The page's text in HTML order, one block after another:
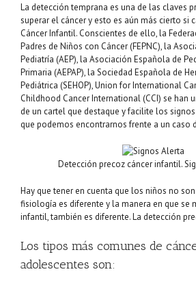
La detección temprana es una de las claves
superar el cáncer y esto es aún más cierto si
Cáncer Infantil. Conscientes de ello, la
Padres de Niños con Cáncer (FEPNC), la
Pediatría (AEP), la Asociación Española de
Primaria (AEPAP), la Sociedad Española de
Pediátrica (SEHOP), Union for International
Childhood Cancer International (CCI) se han
de un cartel que destaque y facilite los
que podemos encontrarnos frente a un caso
Detección precoz cáncer infantil.
Hay que tener en cuenta que los niños no
fisiología es diferente y la manera en que se
infantil, también es diferente. La detección
Los tipos más comunes de
adolescentes son: